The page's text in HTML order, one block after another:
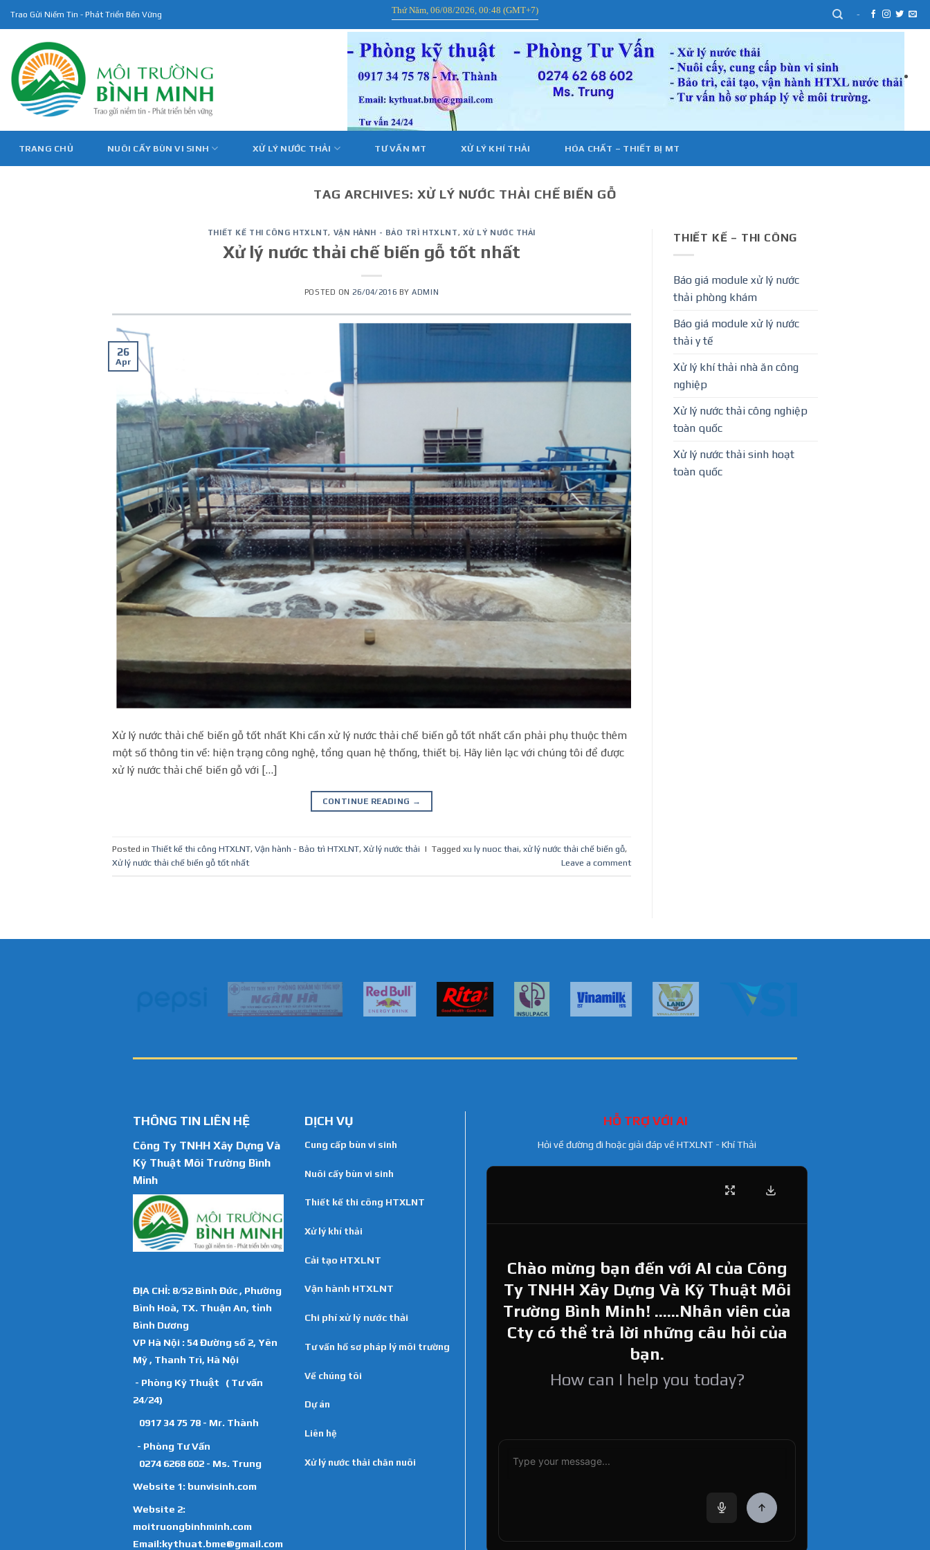
content
Trao Gửi Niềm Tin - Phát Triển Bền Vững Thứ Năm, 06/08/2026, 00:48 (GMT+7) -
TRANG CHỦ NUÔI CẤY BÙN VI SINH XỬ LÝ NƯỚC THẢI TƯ VẤN MT XỬ LÝ KHÍ THẢI HÓA CHẤT – THIẾT BỊ MT
TAG ARCHIVES:XỬ LÝ NƯỚC THẢI CHẾ BIẾN GỖ
THIẾT KẾ THI CÔNG HTXLNT, VẬN HÀNH - BẢO TRÌ HTXLNT, XỬ LÝ NƯỚC THẢI
Xử lý nước thải chế biến gỗ tốt nhất
POSTED ON 26/04/2016 BYADMIN
26
Apr
Xử lý nước thải chế biến gỗ tốt nhất Khi cần xử lý nước thải chế biến gỗ tốt nhất cần phải phụ thuộc thêm
một số thông tin về: hiện trạng công nghệ, tổng quan hệ thống, thiết bị. Hãy liên lạc với chúng tôi để được
xử lý nước thải chế biến gỗ với […]
CONTINUE READING →
Posted in Thiết kế thi công HTXLNT, Vận hành - Bảo trì HTXLNT, Xử lý nước thải | Tagged xu ly nuoc thai, xử lý nước thải chế biến gỗ,
Xử lý nước thải chế biến gỗ tốt nhất
Leave a comment
THIẾT KẾ – THI CÔNG
Báo giá module xử lý nước
thải phòng khám
Báo giá module xử lý nước
thải y tế
Xử lý khí thải nhà ăn công
nghiệp
Xử lý nước thải công nghiệp
toàn quốc
Xử lý nước thải sinh hoạt
toàn quốc
THÔNG TIN LIÊN HỆ
Công Ty TNHH Xây Dựng Và
Kỹ Thuật Môi Trường Bình
Minh
ĐỊA CHỈ: 8/52 Bình Đức , Phường
Bình Hoà, TX. Thuận An, tỉnh
Bình Dương
VP Hà Nội : 54 Đường số 2, Yên
Mỹ , Thanh Trì, Hà Nội
- Phòng Kỹ Thuật ( Tư vấn
24/24)
0917 34 75 78 - Mr. Thành
- Phòng Tư Vấn
0274 6268 602 - Ms. Trung
Website 1: bunvisinh.com
Website 2:
moitruongbinhminh.com
Email:kythuat.bme@gmail.com
DỊCH VỤ
Cung cấp bùn vi sinh
Nuôi cấy bùn vi sinh
Thiết kế thi công HTXLNT
Xử lý khí thải
Cải tạo HTXLNT
Vận hành HTXLNT
Chi phí xử lý nước thải
Tư vấn hồ sơ pháp lý môi trường
Về chúng tôi
Dự án
Liên hệ
Xử lý nước thải chăn nuôi
HỖ TRỢ VỚI AI
Hỏi về đường đi hoặc giải đáp về HTXLNT - Khí Thải
Chào mừng bạn đến với AI của Công
Ty TNHH Xây Dựng Và Kỹ Thuật Môi
Trường Bình Minh! ......Nhân viên của
Cty có thể trả lời những câu hỏi của
bạn.
How can I help you today?